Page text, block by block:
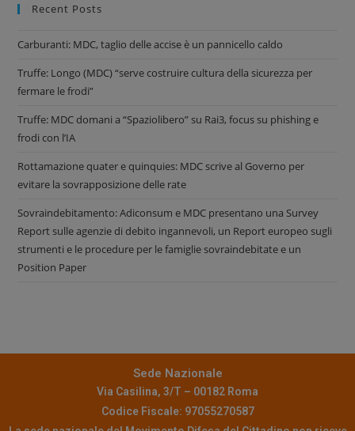
Recent Posts
Carburanti: MDC, taglio delle accise è un pannicello caldo
Truffe: Longo (MDC) “serve costruire cultura della sicurezza per
fermare le frodi”
Truffe: MDC domani a “Spaziolibero” su Rai3, focus su phishing e
frodi con l’IA
Rottamazione quater e quinquies: MDC scrive al Governo per
evitare la sovrapposizione delle rate
Sovraindebitamento: Adiconsum e MDC presentano una Survey
Report sulle agenzie di debito ingannevoli, un Report europeo sugli
strumenti e le procedure per le famiglie sovraindebitate e un
Position Paper
Sede Nazionale
Via Casilina, 3/T – 00182 Roma
Codice Fiscale: 97055270587